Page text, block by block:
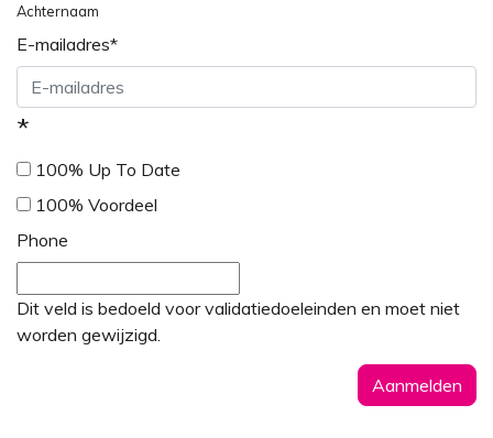
Achternaam
E-mailadres*
*
100% Up To Date
100% Voordeel
Phone
Dit veld is bedoeld voor validatiedoeleinden en moet niet
worden gewijzigd.